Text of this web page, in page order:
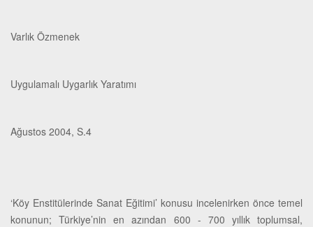
Varlık Özmenek
Uygulamalı Uygarlık Yaratımı
Ağustos 2004, S.4
‘Köy Enstitülerinde Sanat Eğitimi’ konusu incelenirken önce temel
konunun; Türkiye’nin en azından 600 - 700 yıllık toplumsal,